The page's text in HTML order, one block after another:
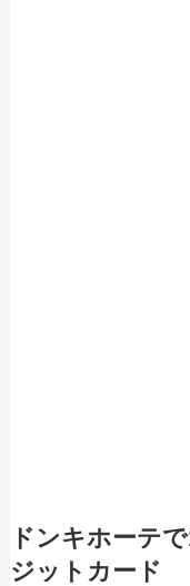
ドンキホーテ
ジットカード